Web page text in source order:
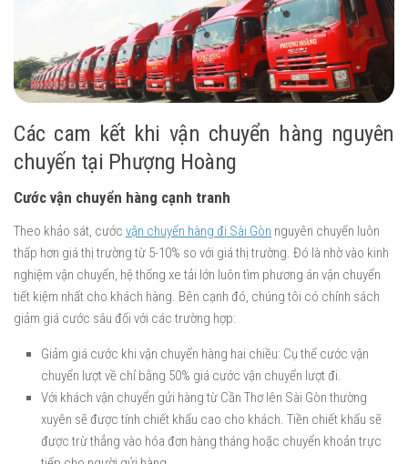
Các cam kết khi vận chuyển hàng nguyên
chuyến tại Phượng Hoàng
Cước vận chuyển hàng cạnh tranh
Theo khảo sát, cước vận chuyển hàng đi Sài Gòn nguyên chuyến luôn
thấp hơn giá thị trường từ 5-10% so với giá thị trường. Đó là nhờ vào kinh
nghiệm vận chuyển, hệ thống xe tải lớn luôn tìm phương án vận chuyển
tiết kiệm nhất cho khách hàng. Bên cạnh đó, chúng tôi có chính sách
giảm giá cước sâu đối với các trường hợp:
Giảm giá cước khi vận chuyển hàng hai chiều: Cụ thể cước vận
chuyển lượt về chỉ bằng 50% giá cước vận chuyển lượt đi.
Với khách vận chuyển gửi hàng từ Cần Thơ lên Sài Gòn thường
xuyên sẽ được tính chiết khấu cao cho khách. Tiền chiết khấu sẽ
được trừ thẳng vào hóa đơn hàng tháng hoặc chuyển khoản trực